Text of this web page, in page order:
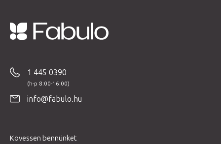
1 445 0390
info@fabulo.hu
Kövessen bennünket